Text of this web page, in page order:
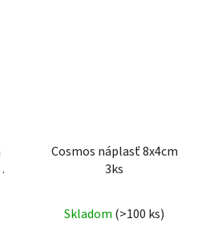
Cosmos náplasť 8x4cm
3ks
Skladom (>100 ks)